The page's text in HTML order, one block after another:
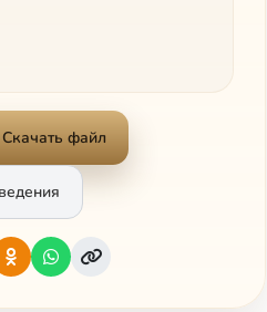
Скачать файл